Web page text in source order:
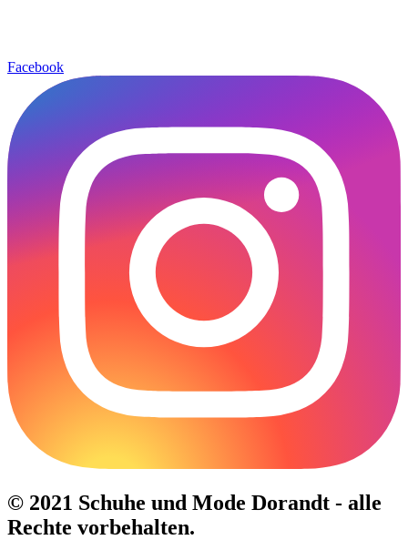
Facebook
© 2021 Schuhe und Mode Dorandt - alle
Rechte vorbehalten.